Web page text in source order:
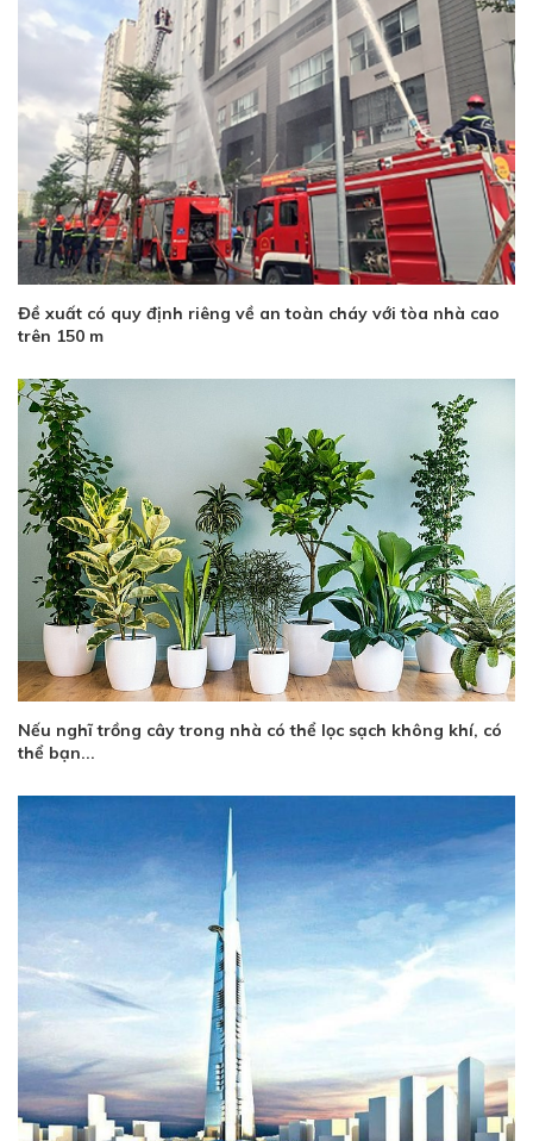
Đề xuất có quy định riêng về an toàn cháy với tòa nhà cao
trên 150 m
Nếu nghĩ trồng cây trong nhà có thể lọc sạch không khí, có
thể bạn...